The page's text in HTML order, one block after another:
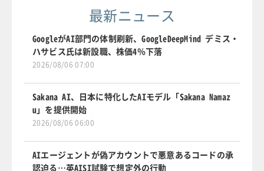
最新ニュース
GoogleがAI部門の体制刷新、GoogleDeepMind デミス・
ハサビス氏は新設職、株価4％下落
2026/08/06 07:00
Sakana AI、日本に特化したAIモデル「Sakana Namaz
u」を提供開始
2026/08/06 06:00
AIエージェントが偽アカウントで悪意あるコードの承
認迫る…英AISI試験で想定外の行動